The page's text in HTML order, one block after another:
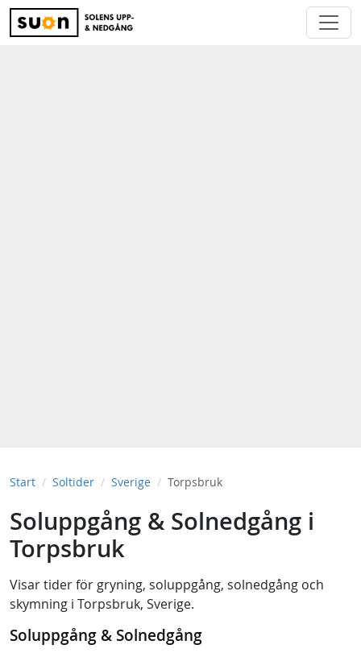
Start Soltider Sverige Torpsbruk
Soluppgång & Solnedgång i
Torpsbruk
Visar tider för gryning, soluppgång, solnedgång och
skymning i Torpsbruk, Sverige.
Soluppgång & Solnedgång